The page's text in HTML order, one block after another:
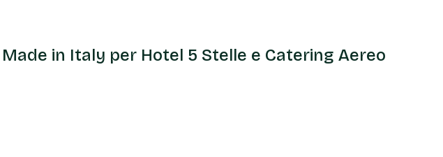
in Italy per Hotel 5 Stelle e Catering Aereo